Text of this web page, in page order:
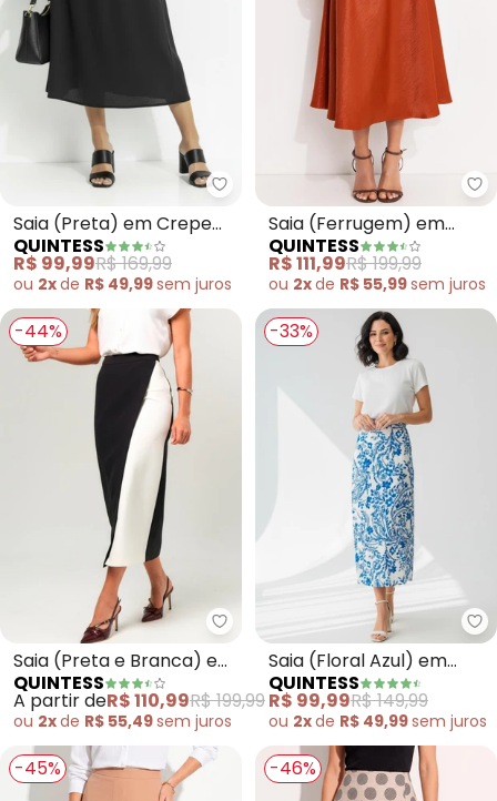
Quintess - Saia (Preta) em
Saia (Preta) em Crepe
Plano
QUINTESS
R$ 99,99R$ 169,99
ou 2xde R$ 49,99sem juros
Saia (Ferrugem) em
Tecido Acetinado
QUINTESS
R$ 111,99R$ 199,99
ou 2xde R$ 55,99sem juros
-44%
Quintess - Saia (Preta e
Saia (Preta e Branca) em
Malha Ponto Roma
Sarjado
QUINTESS
A partir deR$ 110,99R$ 199,99
ou 2xde R$ 55,49sem juros
-33%
Saia (Floral Azul) em
Viscose Plana
QUINTESS
R$ 99,99R$ 149,99
ou 2xde R$ 49,99sem juros
-45% -46%